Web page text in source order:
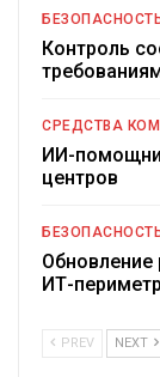
Контроль
СРЕДСТВА
ИИ-
центров
Обновление
ИТ-
PREV NEXT